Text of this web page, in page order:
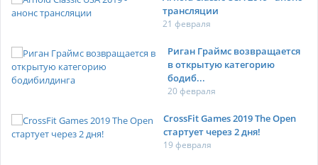
трансляции
21 февраля
Риган Граймс возвращается
в открытую категорию
бодиб...
20 февраля
CrossFit Games 2019 The Open
стартует через 2 дня!
19 февраля